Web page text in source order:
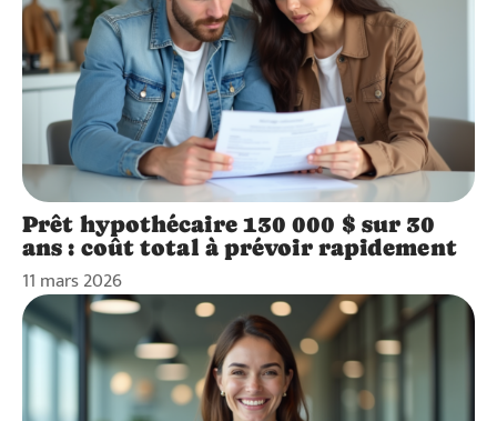
Prêt hypothécaire 130 000 $ sur 30
ans : coût total à prévoir rapidement
11 mars 2026